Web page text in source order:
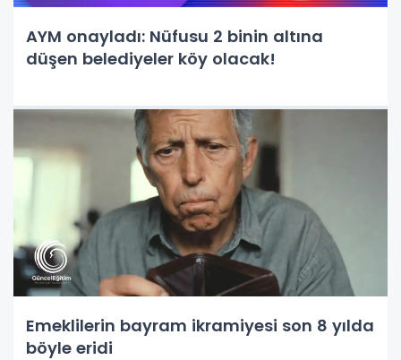
AYM onayladı: Nüfusu 2 binin altına
düşen belediyeler köy olacak!
Emeklilerin bayram ikramiyesi son 8 yılda
böyle eridi